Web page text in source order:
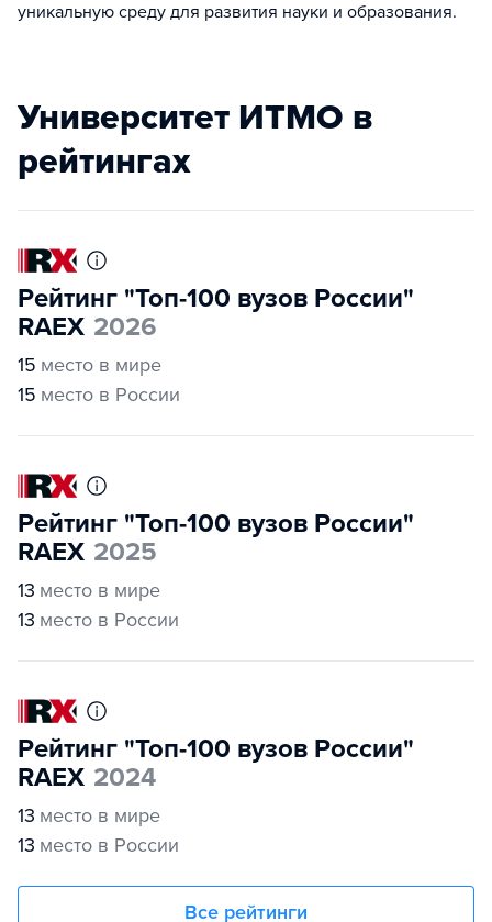
уникальную среду для развития науки и образования.
Университет ИТМО в
рейтингах
Рейтинг "Топ-100 вузов России"
RAEX 2026
15 место в мире
15 место в России
Рейтинг "Топ-100 вузов России"
RAEX 2025
13 место в мире
13 место в России
Рейтинг "Топ-100 вузов России"
RAEX 2024
13 место в мире
13 место в России
Все рейтинги